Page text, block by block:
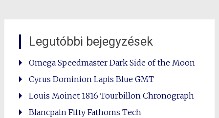
Legutóbbi bejegyzések
Omega Speedmaster Dark Side of the Moon
Cyrus Dominion Lapis Blue GMT
Louis Moinet 1816 Tourbillon Chronograph
Blancpain Fifty Fathoms Tech